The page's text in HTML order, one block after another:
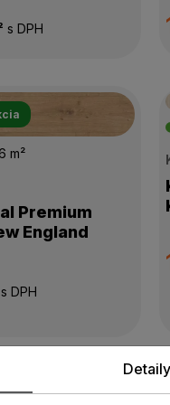
s DPH
m²
Premium
England
s DPH
Detaily